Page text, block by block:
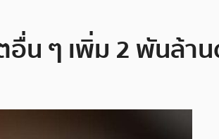
อื่น ๆ เพิ่ม 2 พันล้